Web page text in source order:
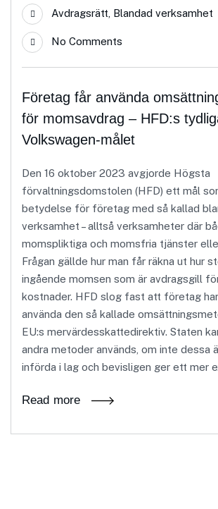
Avdragsrätt, Blandad verksamhet
No Comments
Företag får använda
för momsavdrag – HFD:s
Volkswagen-målet
Den 16 oktober 2023 avgjorde Högsta
förvaltningsdomstolen (HFD) ett mål
betydelse för företag med så kallad
verksamhet – alltså verksamheter där
momspliktiga och momsfria tjänster
Frågan gällde hur man får räkna ut hur
ingående momsen som är avdragsgill
kostnader. HFD slog fast att företag
använda den så kallade
EU:s mervärdesskattedirektiv. Staten
andra metoder används, om inte dessa
införda i lag och bevisligen ger ett mer
Read more